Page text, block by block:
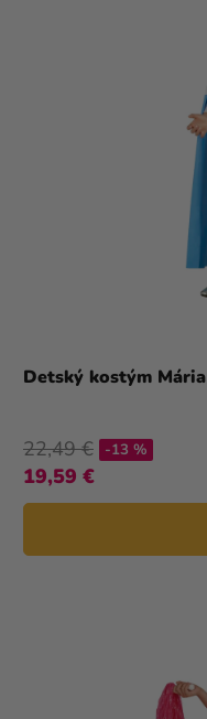
Detský kostým Mária
22,49 €
19,59 €
-13 %